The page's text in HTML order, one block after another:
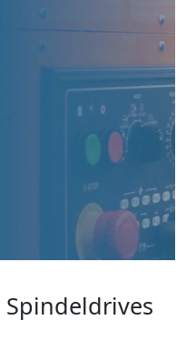
Spindeldrives